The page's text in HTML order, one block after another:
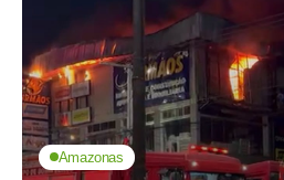
Amazonas